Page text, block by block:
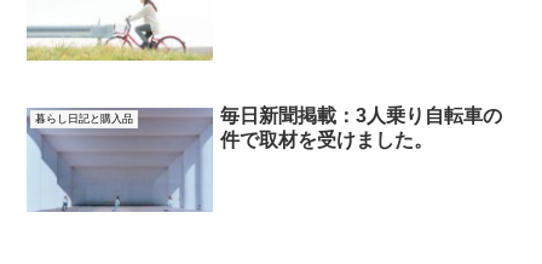
暮らし日記と購入品
毎日新聞掲載：3人乗り自転車の
件で取材を受けました。